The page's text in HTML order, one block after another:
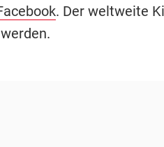
. Der weltweite